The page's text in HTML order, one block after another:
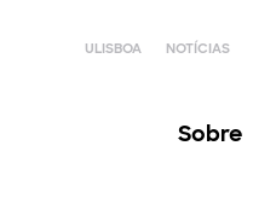
ULISBOA NOTÍCIAS
Sobre